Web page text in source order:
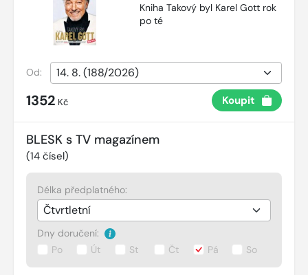
Kniha Takový byl Karel Gott rok
po té
Od:
1352 Kč Koupit
BLESK s TV magazínem
(14 čísel)
Délka předplatného:
Dny doručení:
Po
Út St Čt Pá So